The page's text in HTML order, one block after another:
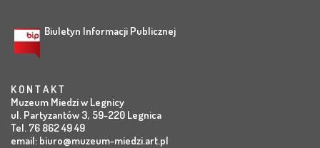
Biuletyn Informacji Publicznej
K O N T A K T
Muzeum Miedzi w Legnicy
ul. Partyzantów 3, 59-220 Legnica
Tel. 76 862 49 49
email: biuro@muzeum-miedzi.art.pl